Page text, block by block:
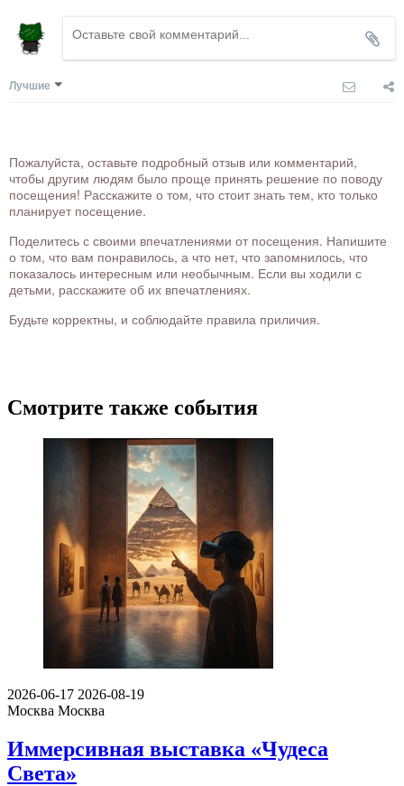
Лучшие
Пожалуйста, оставьте подробный отзыв или комментарий,
чтобы другим людям было проще принять решение по поводу
посещения! Расскажите о том, что стоит знать тем, кто только
планирует посещение.
Поделитесь с своими впечатлениями от посещения. Напишите
о том, что вам понравилось, а что нет, что запомнилось, что
показалось интересным или необычным. Если вы ходили с
детьми, расскажите об их впечатлениях.
Будьте корректны, и соблюдайте правила приличия.
Смотрите также события
2026-06-17 2026-08-19
Москва Москва
Иммерсивная выставка «Чудеса
Света»